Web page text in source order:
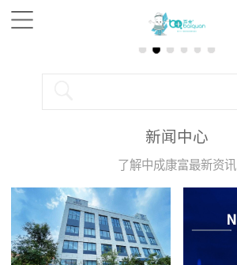
新闻中心
了解中成康富最新资讯